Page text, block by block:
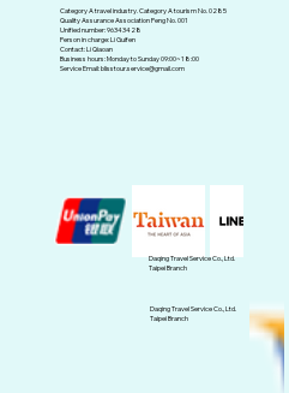
Category A travel industry. Category A tourism No. 0285
Quality Assurance Association Peng No. 001
Unified number: 96343428
Person in charge: Li Guifen
Contact: Li Qiaoan
Business hours: Monday to Sunday 09:00~18:00
Service Email:blisstour.service@gmail.com
Daqing Travel Service Co., Ltd.
Taipei Branch
Daqing Travel Service Co., Ltd.
Taipei Branch